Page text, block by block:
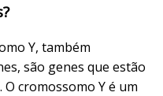
Y, também
são genes que estão
cromossomo Y é um